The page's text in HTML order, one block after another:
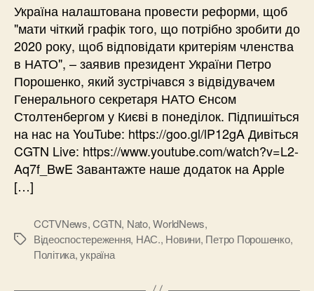
Україна налаштована провести реформи, щоб
"мати чіткий графік того, що потрібно зробити до
2020 року, щоб відповідати критеріям членства
в НАТО", – заявив президент України Петро
Порошенко, який зустрічався з відвідувачем
Генерального секретаря НАТО Єнсом
Столтенбергом у Києві в понеділок. Підпишіться
на нас на YouTube: https://goo.gl/lP12gA Дивіться
CGTN Live: https://www.youtube.com/watch?v=L2-
Aq7f_BwE Завантажте наше додаток на Apple
[…]
Позначки
CCTVNews,CGTN, Nato,WorldNews,
Відеоспостереження, НАС., Новини, Петро Порошенко,
Політика,україна